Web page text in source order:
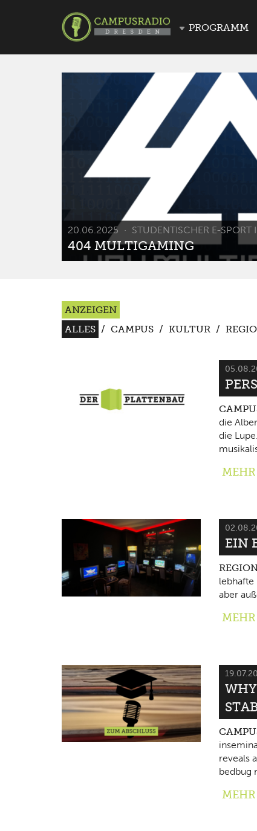
PROGRAMM
20.06.2025 STUDENTISCHER E-SPORT
404 MULTIGAMING
ANZEIGEN
ALLES / CAMPUS / KULTUR /
die
die
MEHR
EIN
lebhafte
aber
MEHR
reveals
bedbug
MEHR